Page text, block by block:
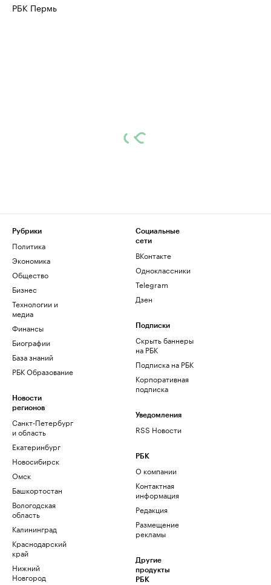
РБК Пермь
Рубрики
Политика
Экономика
Общество
Бизнес
Технологии и
медиа
Финансы
Биографии
База знаний
РБК Образование
Новости
регионов
Санкт-Петербург
и область
Екатеринбург
Новосибирск
Омск
Башкортостан
Вологодская
область
Калининград
Краснодарский
край
Нижний
Новгород
Социальные
сети
ВКонтакте
Одноклассники
Telegram
Дзен
Подписки
Скрыть баннеры
на РБК
Подписка на РБК
Корпоративная
подписка
Уведомления
RSS Новости
РБК
О компании
Контактная
информация
Редакция
Размещение
рекламы
Другие
продукты
РБК